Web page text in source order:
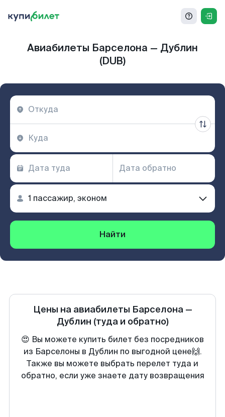
Авиабилеты Барселона — Дублин
(DUB)
Найти
Цены на авиабилеты Барселона—
Дублин (туда и обратно)
😍 Вы можете купить билет без посредников
из Барселоны в Дублин по выгодной цене🙌.
Также вы можете выбрать перелет туда и
обратно, если уже знаете дату возвращения